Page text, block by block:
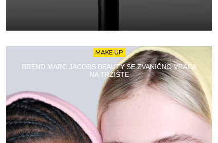
MAKE UP
BREND MARC JACOBS BEAUTY SE ZVANIČNO VRAĆA
NA TRŽIŠTE